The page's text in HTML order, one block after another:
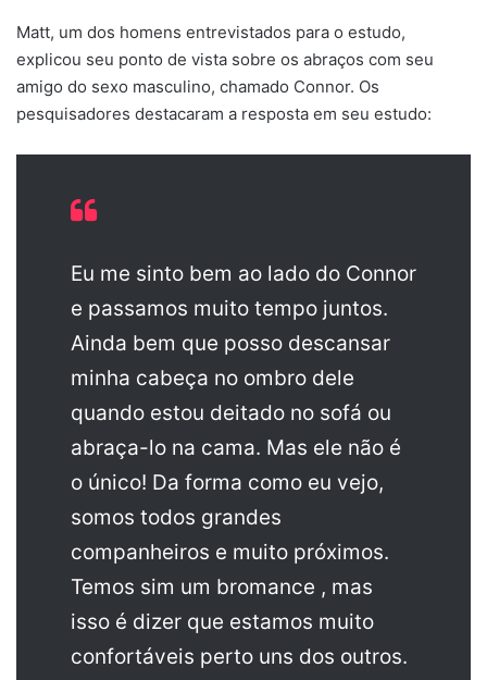
Matt, um dos homens entrevistados para o estudo,
explicou seu ponto de vista sobre os abraços com seu
amigo do sexo masculino, chamado Connor. Os
pesquisadores destacaram a resposta em seu estudo:
Eu me sinto bem ao lado do Connor
e passamos muito tempo juntos.
Ainda bem que posso descansar
minha cabeça no ombro dele
quando estou deitado no sofá ou
abraça-lo na cama. Mas ele não é
o único! Da forma como eu vejo,
somos todos grandes
companheiros e muito próximos.
Temos sim um bromance , mas
isso é dizer que estamos muito
confortáveis ​​perto uns dos outros.